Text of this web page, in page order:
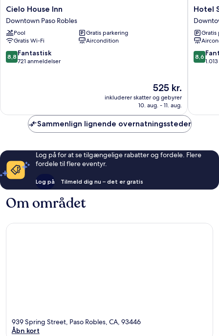
Cielo
House
Inn
Downtown
Paso
Robles
Cielo House Inn
Downtown Paso Robles
Pool
Gratis parkering
Gratis Wi-Fi
Aircondition
8.8
ud
8,8 Fantastisk
721 anmeldelser
Prisen
525 kr.
525 kr.
inkluderer skatter og gebyrer
10. aug. - 11. aug.
Hotel
Siri
-
Paso
Robles
Hotel
Gratis
8.6
ud
8,6
Sammenlign lignende overnatningssteder
Log på for at se tilgængelige rabatter og fordele. Flere
fordele til flere eventyr.
Log på Tilmeld dig nu – det er gratis
Om området
939 Spring Street, Paso Robles, CA, 93446
Åbn kort